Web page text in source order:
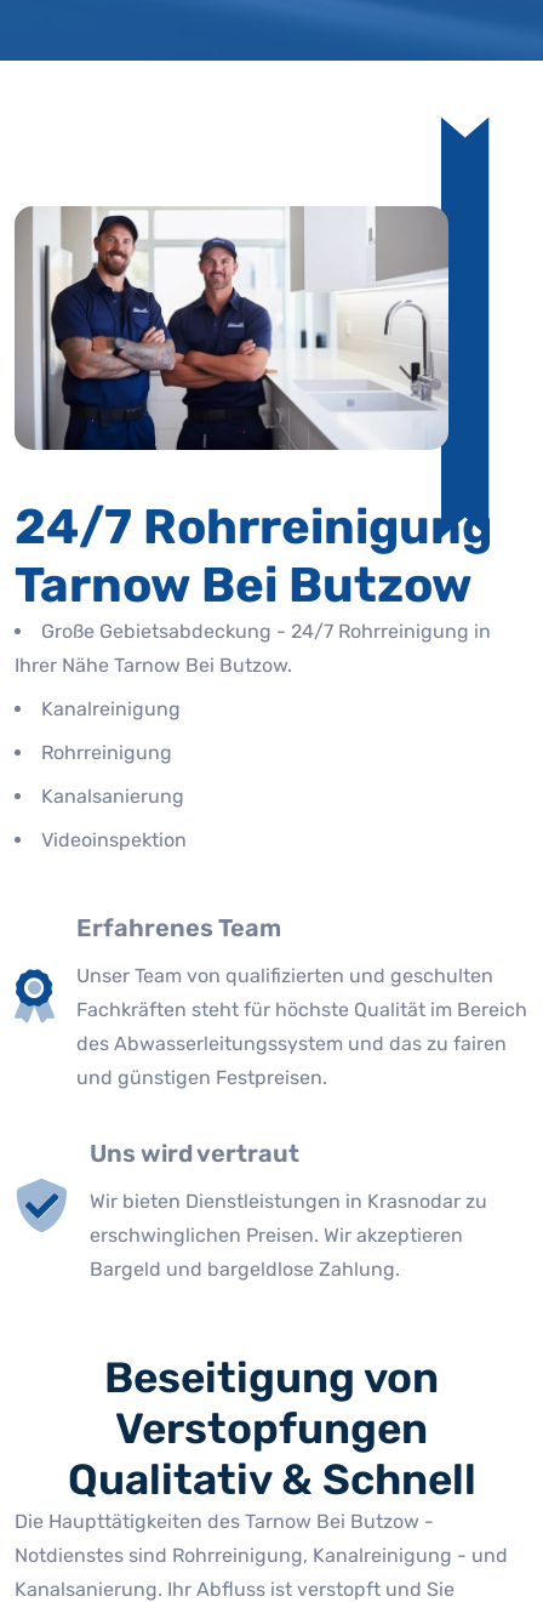
24/7 Rohrreinigung
Tarnow Bei Butzow
Große Gebietsabdeckung - 24/7 Rohrreinigung in
Ihrer Nähe Tarnow Bei Butzow.
Kanalreinigung
Rohrreinigung
Kanalsanierung
Videoinspektion
Erfahrenes Team
Unser Team von qualifizierten und geschulten
Fachkräften steht für höchste Qualität im Bereich
des Abwasserleitungssystem und das zu fairen
und günstigen Festpreisen.
Uns wird vertraut
Wir bieten Dienstleistungen in Krasnodar zu
erschwinglichen Preisen. Wir akzeptieren
Bargeld und bargeldlose Zahlung.
Beseitigung von
Verstopfungen
Qualitativ & Schnell
Die Haupttätigkeiten des Tarnow Bei Butzow -
Notdienstes sind Rohrreinigung, Kanalreinigung - und
Kanalsanierung. Ihr Abfluss ist verstopft und Sie